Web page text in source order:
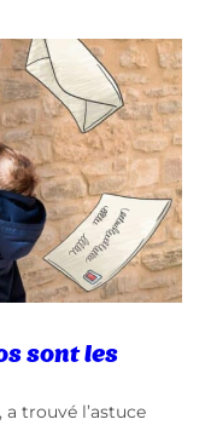
sont les
trouvé l’astuce